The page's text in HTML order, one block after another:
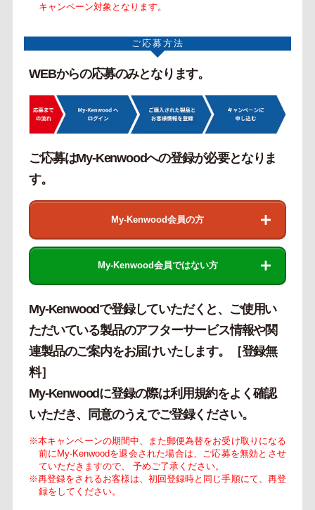
キャンペーン対象となります。
ご応募方法
WEBからの応募のみとなります。
ご応募はMy-Kenwoodへの登録が必要となりま
す。
My-Kenwood会員の方
My-Kenwood会員ではない方
My-Kenwoodで登録していただくと、ご使用い
ただいている製品のアフターサービス情報や関
連製品のご案内をお届けいたします。［登録無
料］
My-Kenwoodに登録の際は利用規約をよく確認
いただき、同意のうえでご登録ください。
※本キャンペーンの期間中、また郵便為替をお受け取りになる
前にMy-Kenwoodを退会された場合は、ご応募を無効とさせ
ていただきますので、 予めご了承ください。
※再登録をされるお客様は、初回登録時と同じ手順にて、再登
録をしてください。